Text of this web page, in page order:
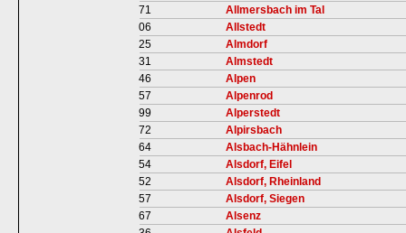
71
Allmersbach im Tal
06
Allstedt
25
Almdorf
31
Almstedt
46
Alpen
57
Alpenrod
99
Alperstedt
72
Alpirsbach
64
Alsbach-Hähnlein
54
Alsdorf, Eifel
52
Alsdorf, Rheinland
57
Alsdorf, Siegen
67
Alsenz